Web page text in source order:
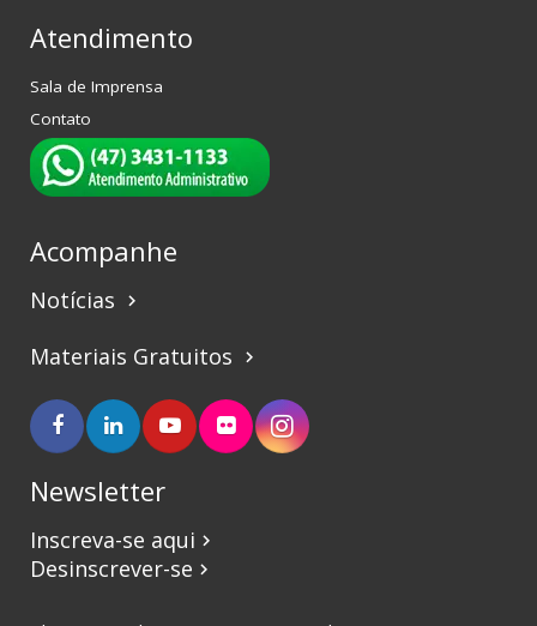
Atendimento
Sala de Imprensa
Contato
Acompanhe
Notícias keyboard_arrow_right
Materiais Gratuitos keyboard_arrow_right
Newsletter
Inscreva-se aqui keyboard_arrow_right
Desinscrever-se keyboard_arrow_right